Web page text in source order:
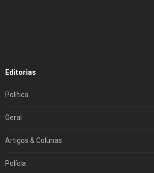
Editorias
Política
Geral
Artigos & Colunas
Polícia